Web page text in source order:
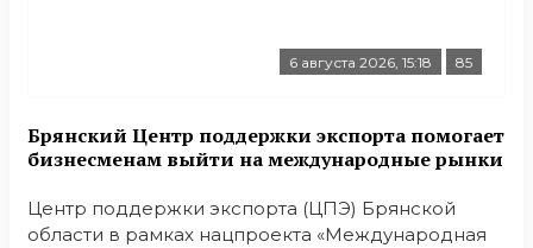
6 августа 2026, 15:18 85
Брянский Центр поддержки экспорта помогает
бизнесменам выйти на международные рынки
Центр поддержки экспорта (ЦПЭ) Брянской
области в рамках нацпроекта «Международная